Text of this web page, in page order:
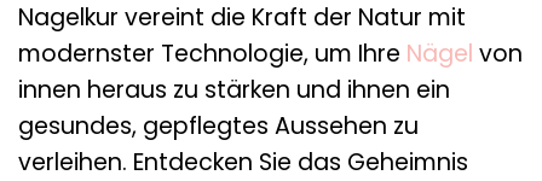
Nagelkur vereint die Kraft der Natur mit
modernster Technologie, um Ihre Nägel von
innen heraus zu stärken und ihnen ein
gesundes, gepflegtes Aussehen zu
verleihen. Entdecken Sie das Geheimnis